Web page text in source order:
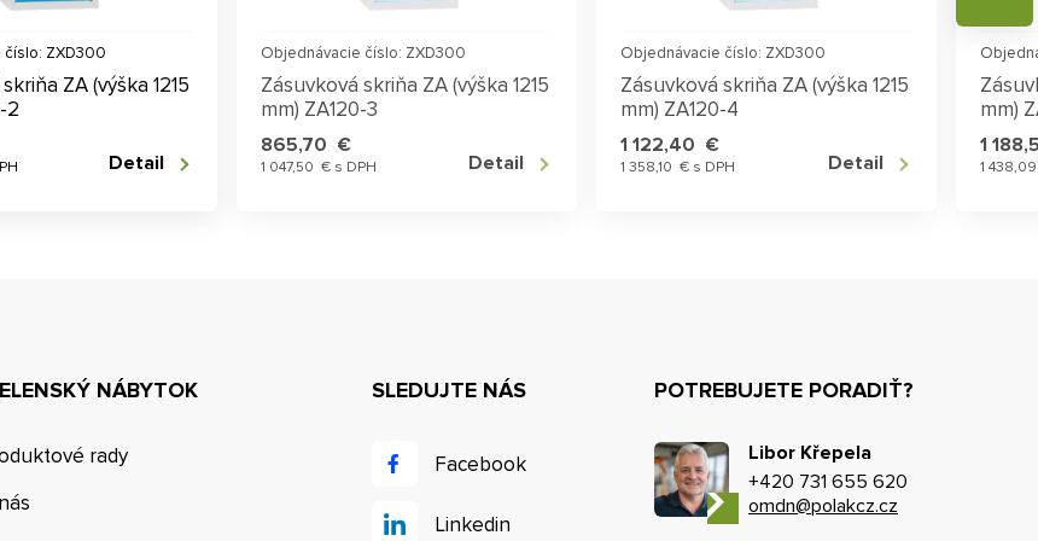
ZXD300
ZA (výška 1215
2
Detail
Objednávacie číslo: ZXD300
Zásuvková skriňa ZA (výška 1215
mm) ZA120-3
865,70 €
1 047,50 € s DPH Detail
Objednávacie číslo: ZXD300
Zásuvková skriňa ZA (výška 1215
mm) ZA120-4
1 122,40 €
1 358,10 € s DPH Detail
mm)
1
1
NÁBYTOK
rady
SLEDUJTE NÁS
Facebook
Linkedin
POTREBUJETE PORADIŤ?
Libor Křepela
+420 731 655 620
omdn@polakcz.cz